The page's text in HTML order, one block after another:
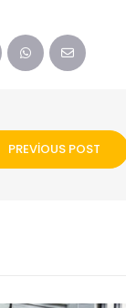
PREVIOUS POST